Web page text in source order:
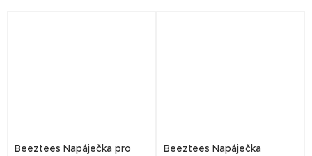
Beeztees Napáječka pro
Beeztees Napáječka